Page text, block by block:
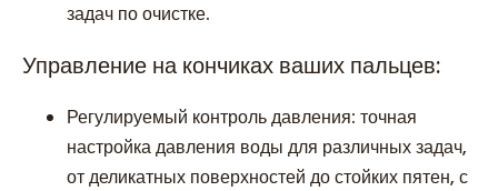
задач по очистке.
Управление на кончиках ваших пальцев:
Регулируемый контроль давления: точная
настройка давления воды для различных задач,
от деликатных поверхностей до стойких пятен, с